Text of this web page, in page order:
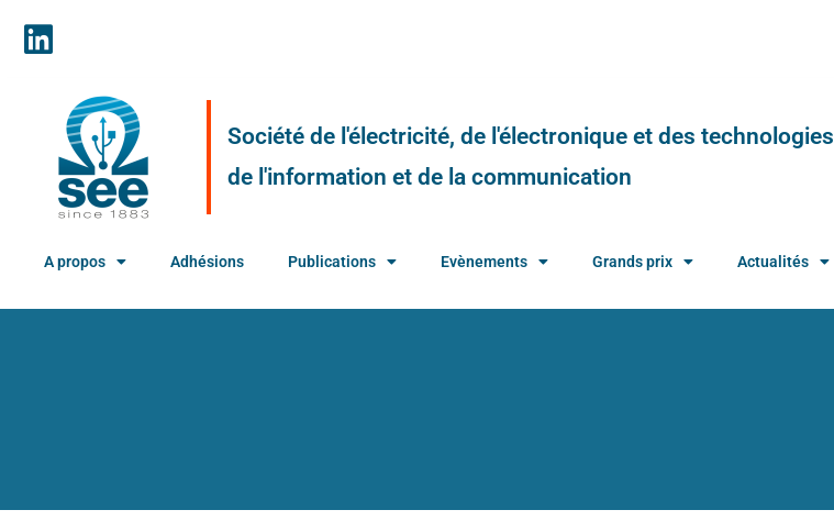
Société de l'électricité, de l'électronique et des technologies
de l'information et de la communication
A propos Adhésions Publications Evènements Grands prix Actualités